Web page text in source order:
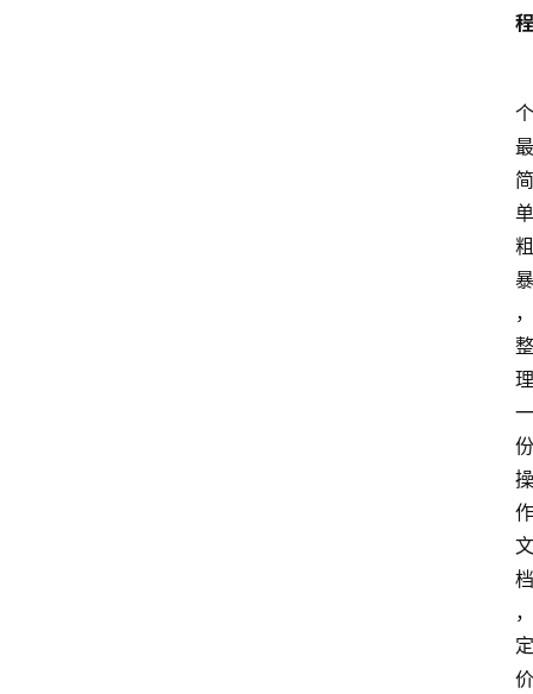
程
个
最
简
单
粗
暴
，
整
理
一
份
操
作
文
档
，
定
价